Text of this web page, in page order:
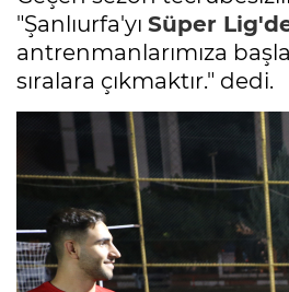
"Şanlıurfa'yı Süper
antrenmanlarımıza
sıralara çıkmaktır." dedi.